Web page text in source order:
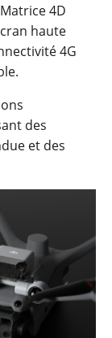
4D
haute
4G
des
et des